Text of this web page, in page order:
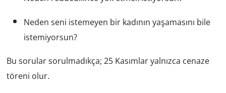
Neden seni istemeyen bir kadının yaşamasını bile
istemiyorsun?
Bu sorular sorulmadıkça; 25 Kasımlar yalnızca cenaze
töreni olur.